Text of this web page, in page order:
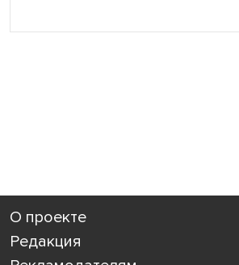
О проекте
Редакция